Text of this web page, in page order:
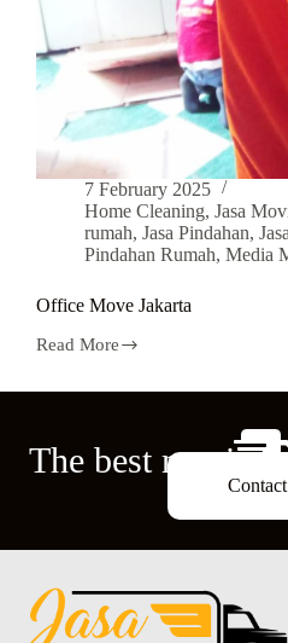
7 February 2025
Home Cleaning, Jasa
rumah, Jasa Pindahan,
Pindahan Rumah, Media
Office Move Jakarta
Read More
The best moving